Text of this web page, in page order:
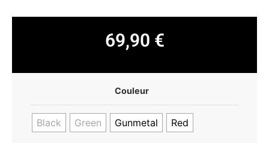
69,90 €
Couleur
Black Green Gunmetal Red